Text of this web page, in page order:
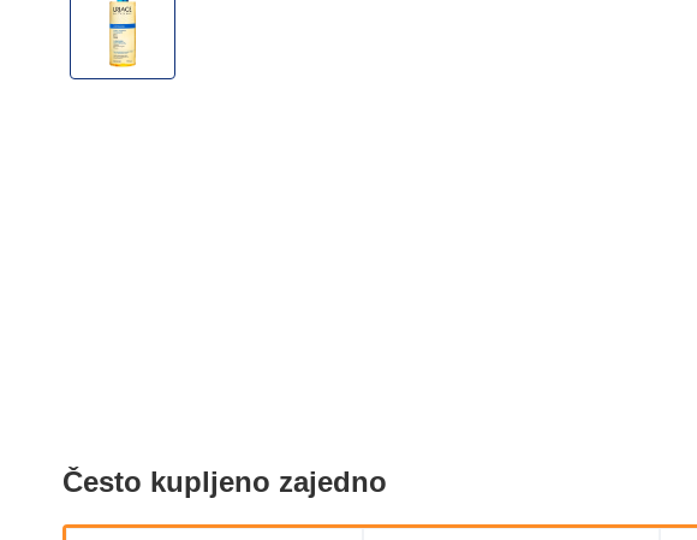
Često kupljeno zajedno